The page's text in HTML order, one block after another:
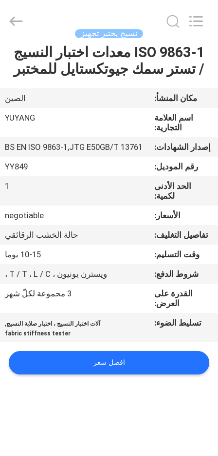
مسكن
عرض
الافتراضي
معلومات
جولة
في
المعمل
اتصل
اطلب
INSTRUMENT
Reserved.
نسيج يختبر تجهيز
ISO 9863-1 معدات اختبار النسيج
/ تستر سمك جيوتكستايل للمختبر
مكان المنشأ:
الصين
اسم العلامة
التجارية:
YUYANG
إصدار الشهادات:
BS EN ISO 9863-1,JTG E50GB/T 13761
رقم الموديل:
YY849
الحد الأدنى
لكمية:
1
الأسعار:
negotiable
تفاصيل التغليف:
حالة الخشب الرقائقي
وقت التسليم:
10-15 يوما
شروط الدفع:
ويسترن يونيون ، T / T ، L / C ،
القدرة على
العرض:
3 مجموعة لكلّ شهر
تسليط الضوء: آلات اختبار النسيج ، اختبار صلابة النسيج,
fabric stiffness tester
افضل سعر